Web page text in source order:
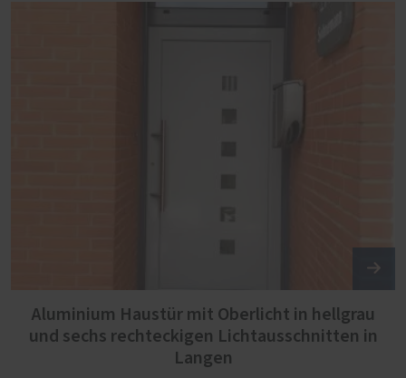
Aluminium Haustür mit Oberlicht in hellgrau
und sechs rechteckigen Lichtausschnitten in
Langen